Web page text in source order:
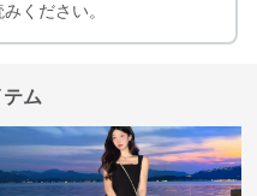
ください。
ム